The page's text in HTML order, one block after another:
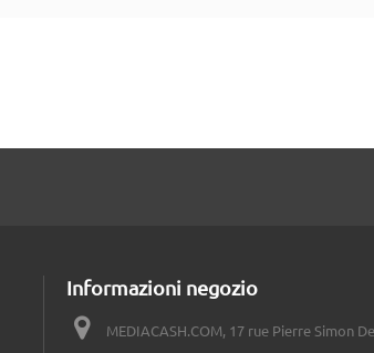
Informazioni negozio
MEDIACASH.COM, 17 rue Pierre Simon